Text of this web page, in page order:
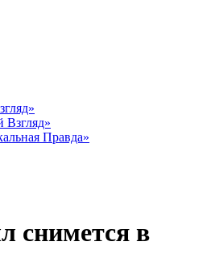
Взгляд»
Правда»
снимется в